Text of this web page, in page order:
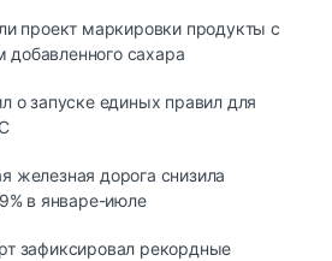
проект маркировки продукты с
сахара
о запуске единых правил для
железная дорога снизила
в январе-июле
зафиксировал рекордные